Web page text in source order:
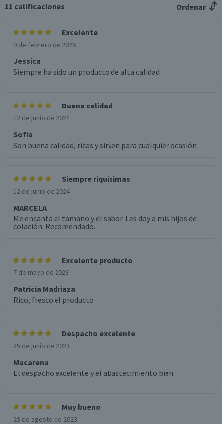
11 calificaciones Ordenar
Excelente
9 de febrero de 2026
Jessica
Siempre ha sido un producto de alta calidad
Buena calidad
12 de junio de 2024
Sofia
Son buena calidad, ricas y sirven para cualquier ocasión
Siempre riquisimas
12 de junio de 2024
MARCELA
Me encanta el tamaño y el sabor. Les doy a mis hijos de
colación. Recomendado.
Excelente producto
7 de mayo de 2023
Patricia Madriaza
Rico, fresco el producto
Despacho excelente
25 de junio de 2023
Macarena
El despacho excelente y el abastecimiento bien.
Muy bueno
29 de agosto de 2023